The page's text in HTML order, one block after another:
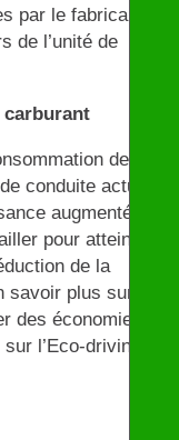
par le fabricant
de l’unité de
carburant
de
conduite actuel
augmentée,
pour atteindre
de la
plus sur la
des économies
l’Eco-driving